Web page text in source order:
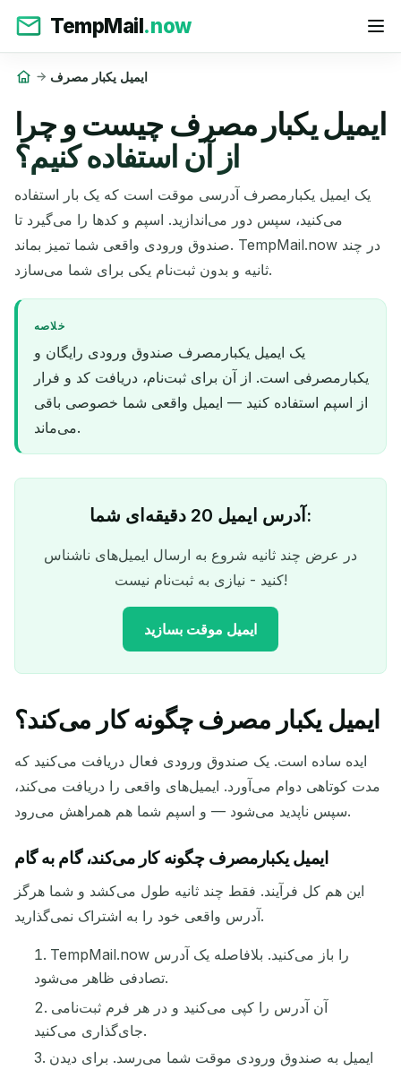
TempMail.now
ایمیل یکبار مصرف
ایمیل یکبار مصرف چیست و چرا
از آن استفاده کنیم؟
یک ایمیل یکبارمصرف آدرسی موقت است که یک بار استفاده
می‌کنید، سپس دور می‌اندازید. اسپم و کدها را می‌گیرد تا
صندوق ورودی واقعی شما تمیز بماند. TempMail.now در چند
ثانیه و بدون ثبت‌نام یکی برای شما می‌سازد.
خلاصه
یک ایمیل یکبارمصرف صندوق ورودی رایگان و
یکبارمصرفی است. از آن برای ثبت‌نام، دریافت کد و فرار
از اسپم استفاده کنید — ایمیل واقعی شما خصوصی باقی
می‌ماند.
آدرس ایمیل 20 دقیقه‌ای شما:
در عرض چند ثانیه شروع به ارسال ایمیل‌های ناشناس
کنید - نیازی به ثبت‌نام نیست!
ایمیل موقت بسازید
آدرس ایمیل موقت شما:
حذف انتخاب شده تغییر ایمیل
به‌روزرسانی بعدی در15ثانیه
ایمیل یکبار مصرف چگونه کار می‌کند؟
ایده ساده است. یک صندوق ورودی فعال دریافت می‌کنید که
مدت کوتاهی دوام می‌آورد. ایمیل‌های واقعی را دریافت می‌کند،
سپس ناپدید می‌شود — و اسپم شما هم همراهش می‌رود.
ایمیل یکبارمصرف چگونه کار می‌کند، گام به گام
این هم کل فرآیند. فقط چند ثانیه طول می‌کشد و شما هرگز
آدرس واقعی خود را به اشتراک نمی‌گذارید.
TempMail.now را باز می‌کنید. بلافاصله یک آدرس
تصادفی ظاهر می‌شود.
آن آدرس را کپی می‌کنید و در هر فرم ثبت‌نامی
جای‌گذاری می‌کنید.
ایمیل به صندوق ورودی موقت شما می‌رسد. برای دیدن